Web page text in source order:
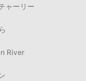
ャーリー
River